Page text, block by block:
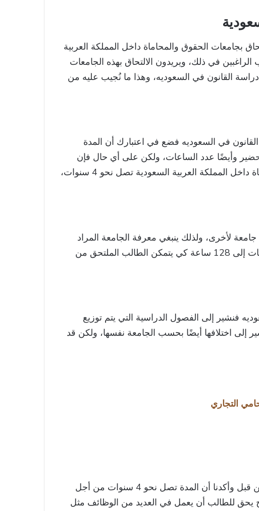
بجامعات الحقوق والمحاماة داخل المملكة العربية
في ذلك، ويريدون الالتحاق بهذه الجامعات
القانون في السعوديه، وهذا ما نُجيب عليه من
في السعوديه فضع في اعتبارك أن المدة
وأيضًا عدد الساعات، ولكن على أي حال فإن
فترة الدراسة بجميع جامعات الحقوق والمحاماة داخل المملكة العربية السعودية تصل نحو 4 سنوات،
لأخرى، ولذلك ينبغي معرفة الجامعة المراد
الالتحاق بها، فمن الممكن أن يصل عدد الساعات إلى 128 ساعة كي يتمكن الطالب الملتحق من
فنشير إلى الفصول الدراسية التي يتم توزيع
إلى اختلافها أيضًا بحسب الجامعة نفسها، ولكن قد
التجاري
قد أجبنا على سؤال كم سنه دراسة القانون من قبل وأكدنا أن المدة تصل نحو 4 سنوات من أجل
يحق للطالب أن يعمل في العديد من الوظائف مثل